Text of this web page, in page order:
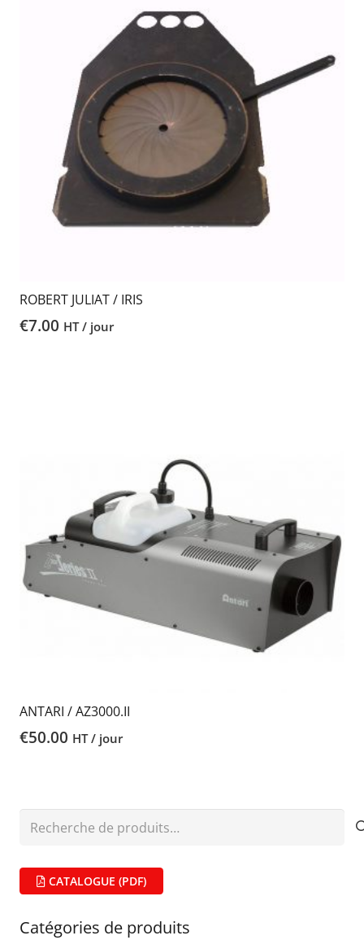
ROBERT JULIAT / IRIS
€7.00 HT / jour
ANTARI / AZ3000.II
€50.00 HT / jour
Recherche
CATALOGUE (PDF)
Catégories de produits